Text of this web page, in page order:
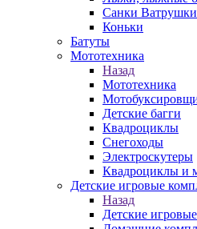
Санки
Коньки
Батуты
Мототехника
Назад
Мототехника
Детские багги
Квадроциклы
Снегоходы
Электроскутеры
Квадроциклы и
Детские игровые
Назад
Детские